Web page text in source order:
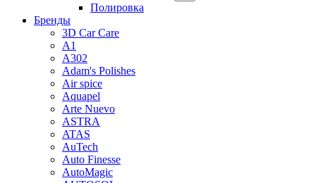
Полировка
Бренды
3D Car Care
A1
A302
Adam's Polishes
Air spice
Aquapel
Arte Nuevo
ASTRA
ATAS
AuTech
Auto Finesse
AutoMagic